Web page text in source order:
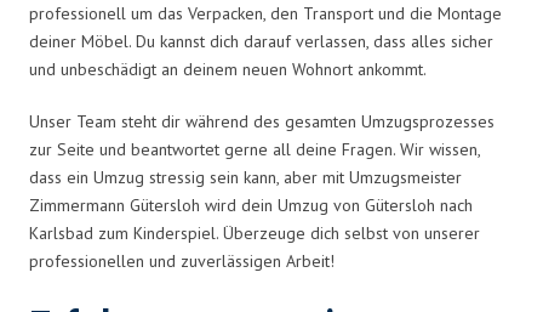
professionell um das Verpacken, den Transport und die Montage
deiner Möbel. Du kannst dich darauf verlassen, dass alles sicher
und unbeschädigt an deinem neuen Wohnort ankommt.
Unser Team steht dir während des gesamten Umzugsprozesses
zur Seite und beantwortet gerne all deine Fragen. Wir wissen,
dass ein Umzug stressig sein kann, aber mit Umzugsmeister
Zimmermann Gütersloh wird dein Umzug von Gütersloh nach
Karlsbad zum Kinderspiel. Überzeuge dich selbst von unserer
professionellen und zuverlässigen Arbeit!